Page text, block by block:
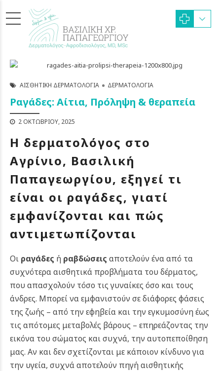
ΑΙΣΘΗΤΙΚΉ ΔΕΡΜΑΤΟΛΟΓΊΑ ΔΕΡΜΑΤΟΛΟΓΊΑ
Ραγάδες: Αίτια, Πρόληψη & θεραπεία
2 ΟΚΤΩΒΡΊΟΥ, 2025
Η δερματολόγος στο
Αγρίνιο, Βασιλική
Παπαγεωργίου, εξηγεί τι
είναι οι ραγάδες, γιατί
εμφανίζονται και πώς
αντιμετωπίζονται
Οι ραγάδες ή ραβδώσεις αποτελούν ένα από τα
συχνότερα αισθητικά προβλήματα του δέρματος,
που απασχολούν τόσο τις γυναίκες όσο και τους
άνδρες. Μπορεί να εμφανιστούν σε διάφορες φάσεις
της ζωής – από την εφηβεία και την εγκυμοσύνη έως
τις απότομες μεταβολές βάρους – επηρεάζοντας την
εικόνα του σώματος και συχνά, την αυτοπεποίθηση
μας. Αν και δεν σχετίζονται με κάποιον κίνδυνο για
την υγεία, συχνά αποτελούν πηγή αισθητικής